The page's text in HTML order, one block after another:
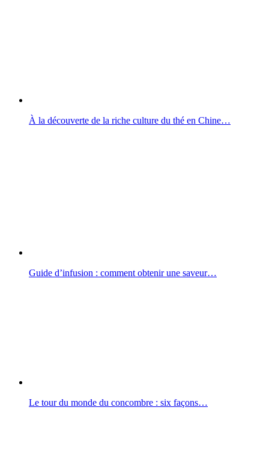
À la découverte de la riche culture du thé en Chine…
Guide d’infusion : comment obtenir une saveur…
Le tour du monde du concombre : six façons…